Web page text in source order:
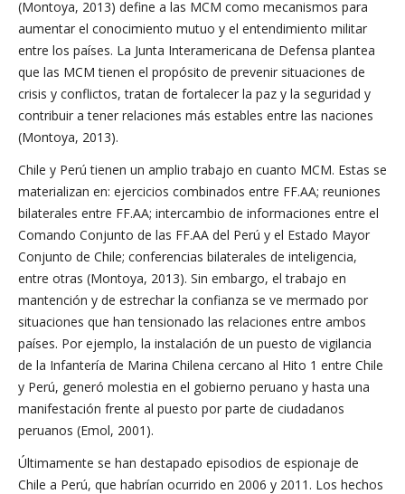
(Montoya, 2013) define a las MCM como mecanismos para
aumentar el conocimiento mutuo y el entendimiento militar
entre los países. La Junta Interamericana de Defensa plantea
que las MCM tienen el propósito de prevenir situaciones de
crisis y conflictos, tratan de fortalecer la paz y la seguridad y
contribuir a tener relaciones más estables entre las naciones
(Montoya, 2013).
Chile y Perú tienen un amplio trabajo en cuanto MCM. Estas se
materializan en: ejercicios combinados entre FF.AA; reuniones
bilaterales entre FF.AA; intercambio de informaciones entre el
Comando Conjunto de las FF.AA del Perú y el Estado Mayor
Conjunto de Chile; conferencias bilaterales de inteligencia,
entre otras (Montoya, 2013). Sin embargo, el trabajo en
mantención y de estrechar la confianza se ve mermado por
situaciones que han tensionado las relaciones entre ambos
países. Por ejemplo, la instalación de un puesto de vigilancia
de la Infantería de Marina Chilena cercano al Hito 1 entre Chile
y Perú, generó molestia en el gobierno peruano y hasta una
manifestación frente al puesto por parte de ciudadanos
peruanos (Emol, 2001).
Últimamente se han destapado episodios de espionaje de
Chile a Perú, que habrían ocurrido en 2006 y 2011. Los hechos